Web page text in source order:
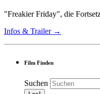
"Freakier Friday", die
Infos & Trailer →
Film Finden
Suchen